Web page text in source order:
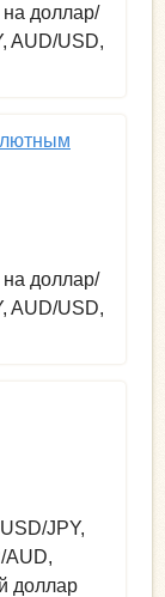
доллар/
AUD/USD,
доллар/
AUD/USD,
JPY,
AUD,
доллар